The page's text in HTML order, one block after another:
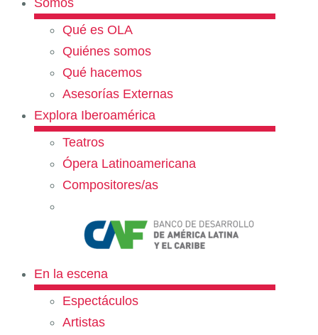
Qué es OLA
Quiénes somos
Qué hacemos
Asesorías Externas
Explora Iberoamérica
Teatros
Ópera Latinoamericana
Compositores/as
En la escena
Espectáculos
Artistas